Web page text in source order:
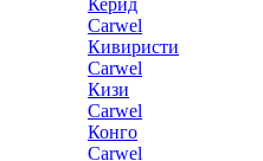
Керид
Carwel
Кивиристи
Carwel
Кизи
Carwel
Конго
Carwel